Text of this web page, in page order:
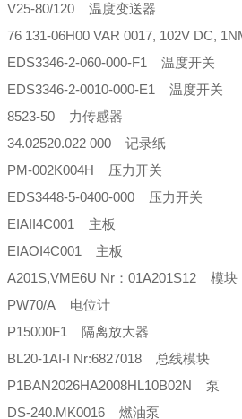
V25-80/120 温度变送器
76 131-06H00 VAR 0017, 102V DC,
EDS3346-2-060-000-F1 温度开关
EDS3346-2-0010-000-E1 温度开关
8523-50 力传感器
34.02520.022 000 记录纸
PM-002K004H 压力开关
EDS3448-5-0400-000 压力开关
EIAII4C001 主板
EIAOI4C001 主板
A201S,VME6U Nr：01A201S12 模块
PW70/A 电位计
P15000F1 隔离放大器
BL20-1AI-I Nr:6827018 总线模块
P1BAN2026HA2008HL10B02N 泵
DS-240.MK0016 燃油泵